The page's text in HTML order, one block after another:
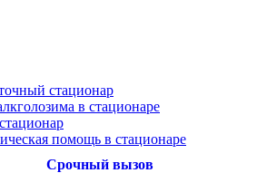
стационар
в стационаре
помощь в стационаре
Срочный вызов